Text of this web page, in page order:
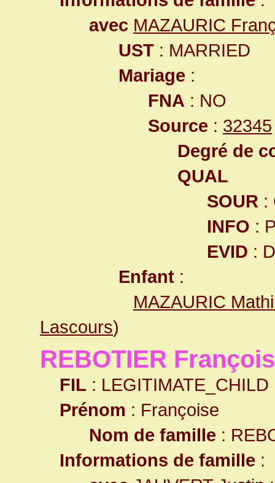
avec MAZAURIC
UST : MARRIED
Mariage :
FNA : NO
Source : 32345
Degré de
QUAL
SOUR :
INFO :
EVID : D
Enfant :
MAZAURIC
Lascours)
REBOTIER
FIL : LEGITIMATE_CHILD
Prénom : Françoise
Nom de famille :
Informations de famille :